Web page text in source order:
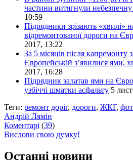
частини витягнули
10:59
Підрядники зрізають «хвилі»
відремонтованої дороги на
2017, 13:22
За 5 місяців після капремонту
Європейській з’явилися ями,
2017, 16:28
Підрядник залатав ями на
узбіччі шматки асфальту 5
Теги: ремонт доріг, дороги, ЖКГ,
Андрій Лямін
Коментарі (39)
Вислови свою думку!
Останні новини